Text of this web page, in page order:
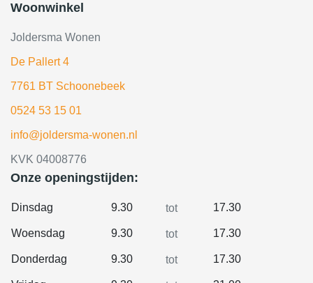
Woonwinkel
Joldersma Wonen
De Pallert 4
7761 BT Schoonebeek
0524 53 15 01
info@joldersma-wonen.nl
KVK 04008776
Onze openingstijden:
Dinsdag 9.30 tot 17.30
Woensdag 9.30 tot 17.30
Donderdag 9.30 tot 17.30